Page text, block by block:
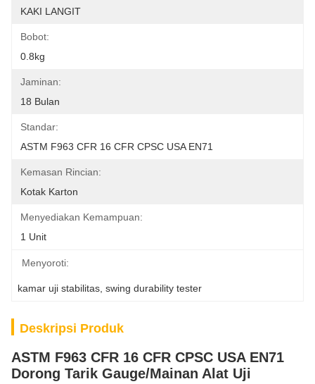
KAKI LANGIT
Bobot:
0.8kg
Jaminan:
18 Bulan
Standar:
ASTM F963 CFR 16 CFR CPSC USA EN71
Kemasan Rincian:
Kotak Karton
Menyediakan Kemampuan:
1 Unit
Menyoroti:
kamar uji stabilitas swing durability tester
Deskripsi Produk
ASTM F963 CFR 16 CFR CPSC USA EN71
Dorong Tarik Gauge/Mainan Alat Uji